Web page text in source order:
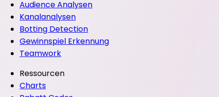
Audience Analysen
Kanalanalysen
Botting Detection
Gewinnspiel Erkennung
Teamwork
Ressourcen
Charts